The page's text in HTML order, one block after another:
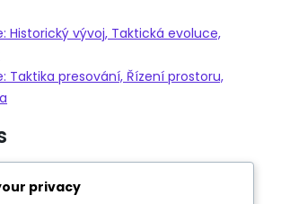
Historický vývoj, Taktická evoluce,
Taktika presování, Řízení prostoru,
2-3-5
privacy